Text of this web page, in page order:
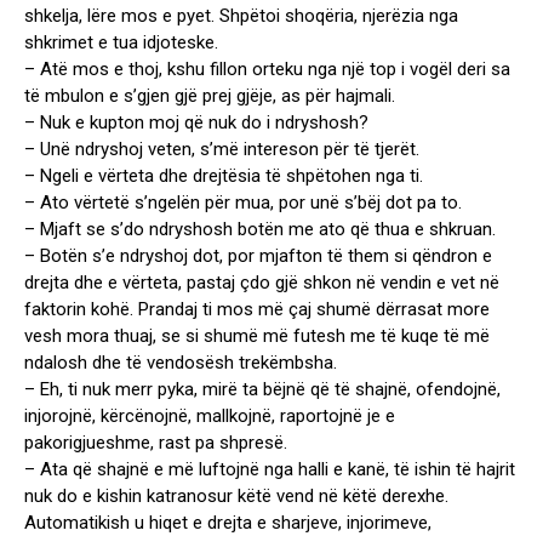
shkelja, lëre mos e pyet. Shpëtoi shoqëria, njerëzia nga
shkrimet e tua idjoteske.
– Atë mos e thoj, kshu fillon orteku nga një top i vogël deri sa
të mbulon e s’gjen gjë prej gjëje, as për hajmali.
– Nuk e kupton moj që nuk do i ndryshosh?
– Unë ndryshoj veten, s’më intereson për të tjerët.
– Ngeli e vërteta dhe drejtësia të shpëtohen nga ti.
– Ato vërtetë s’ngelën për mua, por unë s’bëj dot pa to.
– Mjaft se s’do ndryshosh botën me ato që thua e shkruan.
– Botën s’e ndryshoj dot, por mjafton të them si qëndron e
drejta dhe e vërteta, pastaj çdo gjë shkon në vendin e vet në
faktorin kohë. Prandaj ti mos më çaj shumë dërrasat more
vesh mora thuaj, se si shumë më futesh me të kuqe të më
ndalosh dhe të vendosësh trekëmbsha.
– Eh, ti nuk merr pyka, mirë ta bëjnë që të shajnë, ofendojnë,
injorojnë, kërcënojnë, mallkojnë, raportojnë je e
pakorigjueshme, rast pa shpresë.
– Ata që shajnë e më luftojnë nga halli e kanë, të ishin të hajrit
nuk do e kishin katranosur këtë vend në këtë derexhe.
Automatikish u hiqet e drejta e sharjeve, injorimeve,